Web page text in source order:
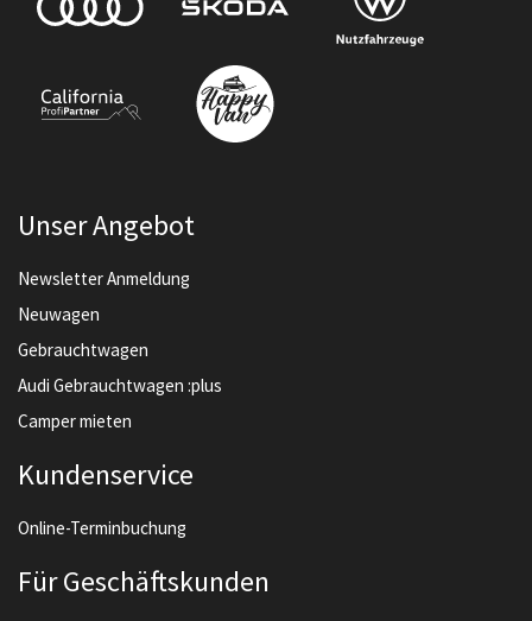
Unser Angebot
Newsletter Anmeldung
Neuwagen
Gebrauchtwagen
Audi Gebrauchtwagen :plus
Camper mieten
Kundenservice
Online-Terminbuchung
Für Geschäftskunden